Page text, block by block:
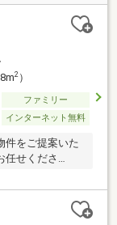
2）
ファミリー
インターネット無料
件をご提案いた
任せくださ